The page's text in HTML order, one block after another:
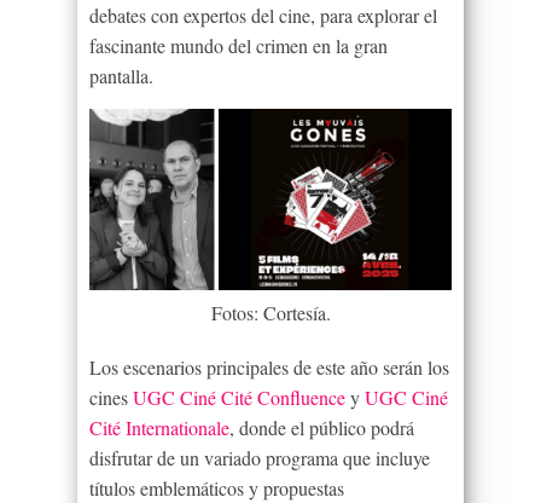
debates con expertos del cine, para explorar el
fascinante mundo del crimen en la gran
pantalla.
Fotos: Cortesía.
Los escenarios principales de este año serán los
cinesUGC Ciné Cité ConfluenceyUGC Ciné
Cité Internationale, donde el público podrá
disfrutar de un variado programa que incluye
títulos emblemáticos y propuestas